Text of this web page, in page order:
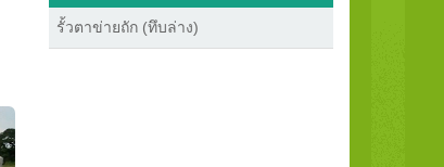
รั้วตาข่ายถัก (ทึบล่าง)